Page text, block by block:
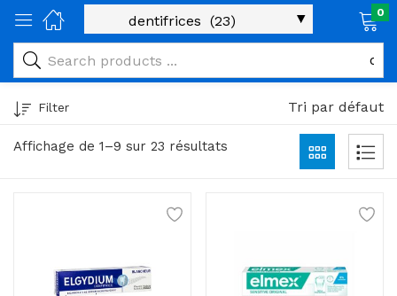
alimentaires)
0
Affichage de 1–9 sur 23 résultats
Filter Tri par défaut